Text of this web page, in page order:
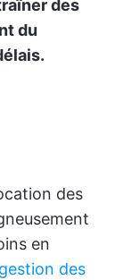
des
du
des
en
des